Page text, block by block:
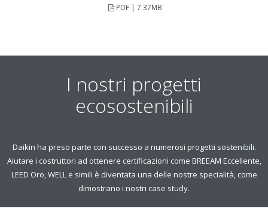
PDF | 7.37MB
I nostri progetti
ecosostenibili
Daikin ha preso parte con successo a numerosi progetti sostenibili.
Aiutare i costruttori ad ottenere certificazioni come BREEAM Eccellente,
LEED Oro, WELL e simili è diventata una delle nostre specialità, come
dimostrano i nostri case study.